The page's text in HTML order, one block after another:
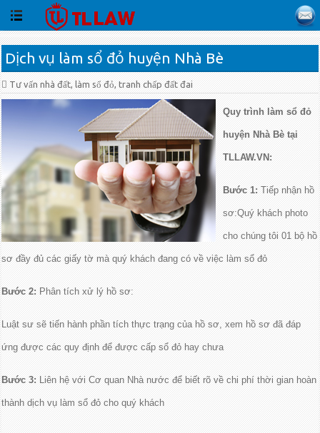
Dịch vụ làm sổ đỏ huyện Nhà Bè
Tư vấn nhà đất, làm sổ đỏ, tranh chấp đất đai
Quy trình làm sổ đỏ
huyện Nhà Bè tại
TLLAW.VN:
Bước 1: Tiếp nhận hồ
sơ:Quý khách photo
cho chúng tôi 01 bộ hồ
sơ đầy đủ các giấy tờ mà quý khách đang có về việc làm sổ đỏ
Bước 2: Phân tích xử lý hồ sơ:
Luật sư sẽ tiến hành phần tích thực trạng của hồ sơ, xem hồ sơ đã đáp
ứng được các quy định để được cấp sổ đỏ hay chưa
Bước 3: Liên hệ với Cơ quan Nhà nước để biết rõ về chi phí thời gian hoàn
thành dịch vụ làm sổ đỏ cho quý khách